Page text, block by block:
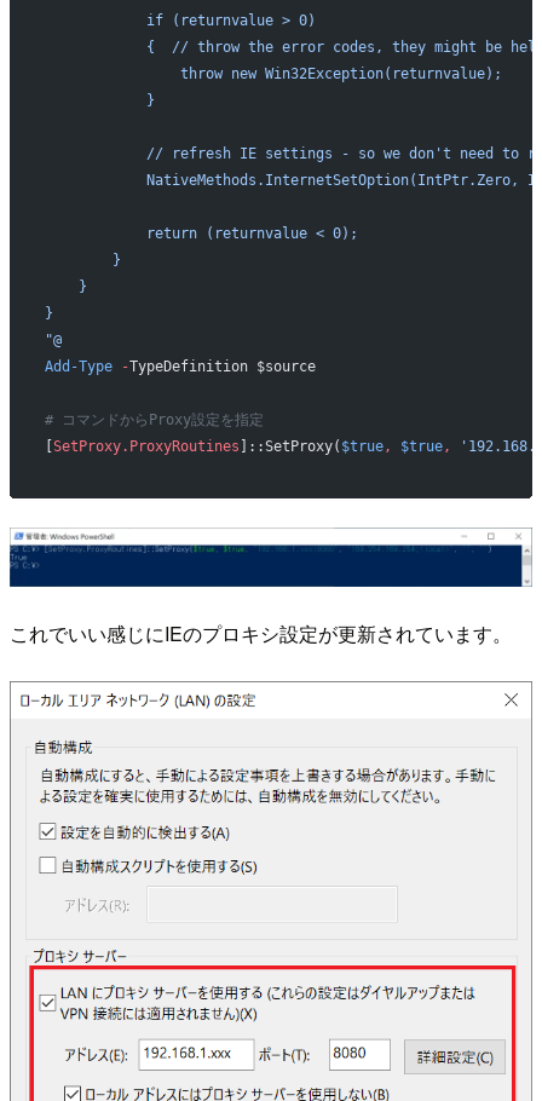
            if (returnvalue > 0)
{  // throw the error codes, they might be
                throw new Win32Exception(returnvalue);
            }
// refresh IE settings - so we don't need to
NativeMethods.InternetSetOption(IntPtr.Zero,
            return (returnvalue < 0);
        }
    }
}
"@
Add-Type -TypeDefinition $source
# コマンドからProxy設定を指定
SetProxy.ProxyRoutines ]::SetProxy( $true, $true,
これでいい感じにIEのプロキシ設定が更新されています。